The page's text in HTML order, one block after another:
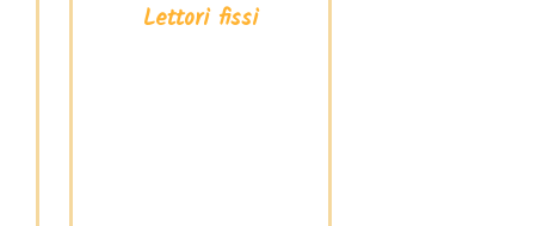
Lettori fissi